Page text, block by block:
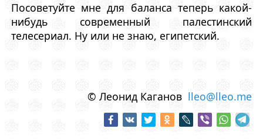
Посоветуйте мне для баланса теперь какой-
нибудь современный палестинский
телесериал. Ну или не знаю, египетский.
© Леонид Каганов lleo@lleo.me